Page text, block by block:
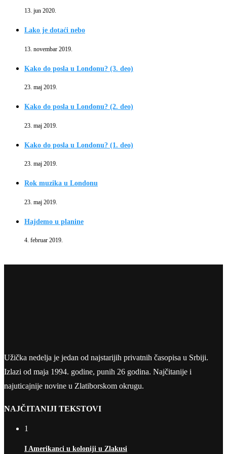
13. jun 2020.
Lako je dotaći nebo
13. novembar 2019.
Kako do posla u Londonu? (3. deo)
23. maj 2019.
Kako do posla u Londonu? (2. deo)
23. maj 2019.
Kako do posla u Londonu? (1. deo)
23. maj 2019.
Rok muzika u Londonu
23. maj 2019.
Hajdemo u planine
4. februar 2019.
Užička nedelja je jedan od najstarijih privatnih časopisa u Srbiji.
Izlazi od maja 1994. godine, punih 26 godina. Najčitanije i
najuticajnije novine u Zlatiborskom okrugu.
NAJČITANIJI TEKSTOVI
1
I Amerikanci u koloniji u Zlakusi